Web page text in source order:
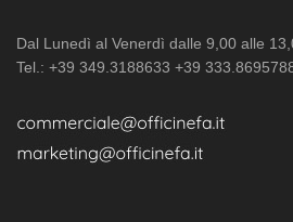
Dal Lunedì al Venerdì dalle 9,00 alle
Tel.: +39 349.3188633 +39